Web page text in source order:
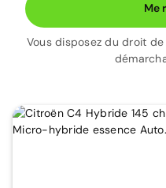
Me
Vous disposez du droit